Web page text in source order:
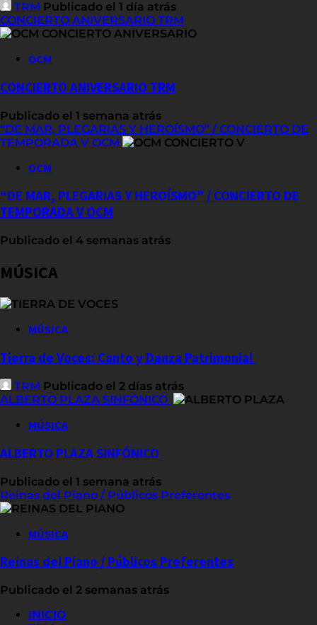
TRM Publicado el 1 día atrás
CONCIERTO ANIVERSARIO TRM
OCM
CONCIERTO ANIVERSARIO TRM
Publicado el 1 semana atrás
“DE MAR, PLEGARIAS Y HEROÍSMO” / CONCIERTO DE
TEMPORADA V OCM
OCM
“DE MAR, PLEGARIAS Y HEROÍSMO” / CONCIERTO DE
TEMPORADA V OCM
Publicado el 4 semanas atrás
MÚSICA
MÚSICA
Tierra de Voces: Canto y Danza Patrimonial
TRM Publicado el 2 días atrás
ALBERTO PLAZA SINFÓNICO
MÚSICA
ALBERTO PLAZA SINFÓNICO
Publicado el 1 semana atrás
Reinas del Piano / Públicos Preferentes
MÚSICA
Reinas del Piano / Públicos Preferentes
Publicado el 2 semanas atrás
INICIO